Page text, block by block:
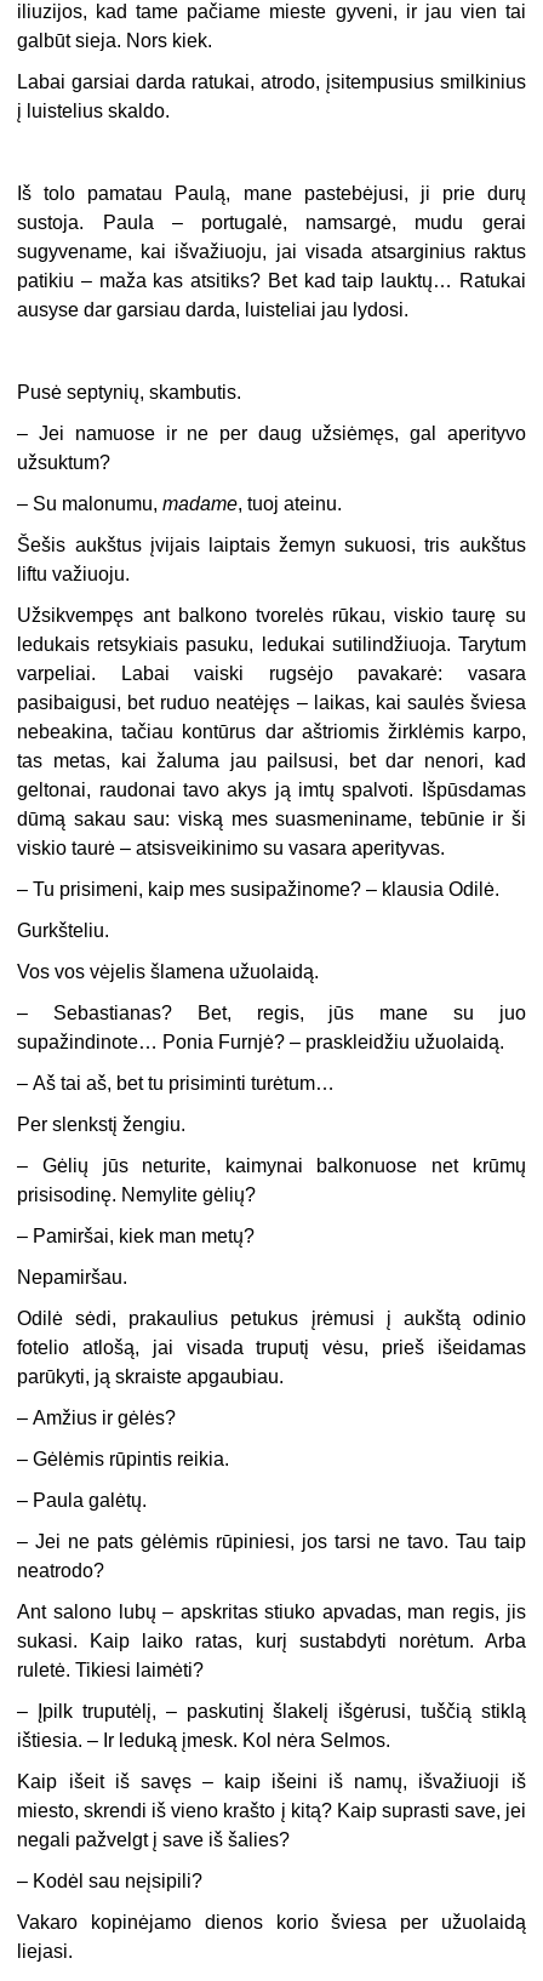
iliuzijos, kad tame pačiame mieste gyveni, ir jau vien tai
galbūt sieja. Nors kiek.
Labai garsiai darda ratukai, atrodo, įsitempusius smilkinius
į luistelius skaldo.
Iš tolo pamatau Paulą, mane pastebėjusi, ji prie durų
sustoja. Paula – portugalė, namsargė, mudu gerai
sugyvename, kai išvažiuoju, jai visada atsarginius raktus
patikiu – maža kas atsitiks? Bet kad taip lauktų… Ratukai
ausyse dar garsiau darda, luisteliai jau lydosi.
Pusė septynių, skambutis.
–Jei namuose ir ne per daug užsiėmęs, gal aperityvo
užsuktum?
– Su malonumu,madame, tuoj ateinu.
Šešis aukštus įvijais laiptais žemyn sukuosi, tris aukštus
liftu važiuoju.
Užsikvempęs ant balkono tvorelės rūkau, viskio taurę su
ledukais retsykiais pasuku, ledukai sutilindžiuoja. Tarytum
varpeliai. Labai vaiski rugsėjo pavakarė: vasara
pasibaigusi, bet ruduo neatėjęs – laikas, kai saulės šviesa
nebeakina, tačiau kontūrus dar aštriomis žirklėmis karpo,
tas metas, kai žaluma jau pailsusi, bet dar nenori, kad
geltonai, raudonai tavo akys ją imtų spalvoti. Išpūsdamas
dūmą sakau sau: viską mes suasmeniname, tebūnie ir ši
viskio taurė – atsisveikinimo su vasara aperityvas.
–Tu prisimeni, kaip mes susipažinome? – klausia Odilė.
Gurkšteliu.
Vos vos vėjelis šlamena užuolaidą.
– Sebastianas? Bet, regis, jūs mane su juo
supažindinote… Ponia Furnjė? – praskleidžiu užuolaidą.
–Aš tai aš, bet tu prisiminti turėtum…
Per slenkstį žengiu.
–Gėlių jūs neturite, kaimynai balkonuose net krūmų
prisisodinę. Nemylite gėlių?
– Pamiršai, kiek man metų?
Nepamiršau.
Odilė sėdi, prakaulius petukus įrėmusi į aukštą odinio
fotelio atlošą, jai visada truputį vėsu, prieš išeidamas
parūkyti, ją skraiste apgaubiau.
–Amžius ir gėlės?
–Gėlėmis rūpintis reikia.
– Paula galėtų.
–Jei ne pats gėlėmis rūpiniesi, jos tarsi ne tavo. Tau taip
neatrodo?
Ant salono lubų – apskritas stiuko apvadas, man regis, jis
sukasi. Kaip laiko ratas, kurį sustabdyti norėtum. Arba
ruletė. Tikiesi laimėti?
–
Įpilk truputėlį, – paskutinį šlakelį išgėrusi, tuščią stiklą
ištiesia. – Ir leduką įmesk. Kol nėra Selmos.
Kaip išeit iš savęs – kaip išeini iš namų, išvažiuoji iš
miesto, skrendi iš vieno krašto į kitą? Kaip suprasti save, jei
negali pažvelgt į save iš šalies?
– Kodėl sau neįsipili?
Vakaro kopinėjamo dienos korio šviesa per užuolaidą
liejasi.